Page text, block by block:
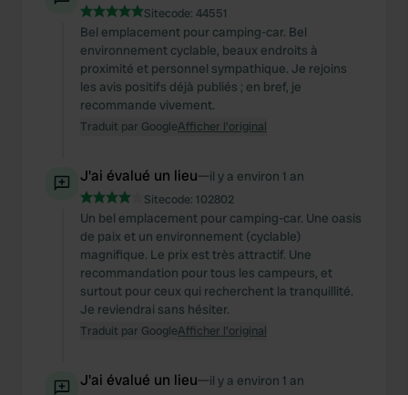
Sitecode: 44551
Bel emplacement pour camping-car. Bel
environnement cyclable, beaux endroits à
proximité et personnel sympathique. Je rejoins
les avis positifs déjà publiés ; en bref, je
recommande vivement.
Traduit par GoogleAfficher l'original
J'ai évalué un lieu—il y a environ 1 an
Sitecode: 102802
Un bel emplacement pour camping-car. Une oasis
de paix et un environnement (cyclable)
magnifique. Le prix est très attractif. Une
recommandation pour tous les campeurs, et
surtout pour ceux qui recherchent la tranquillité.
Je reviendrai sans hésiter.
Traduit par GoogleAfficher l'original
J'ai évalué un lieu—il y a environ 1 an